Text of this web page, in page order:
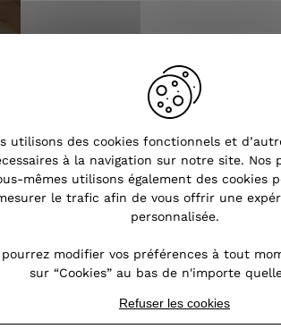
Tendances
utilisons des cookies fonctionnels et
à la navigation sur notre site. Nos
mêmes utilisons également des cookies
le trafic afin de vous offrir une
personnalisée.
pourrez modifier vos préférences à tout
sur “Cookies” au bas de n'importe
Refuser les cookies